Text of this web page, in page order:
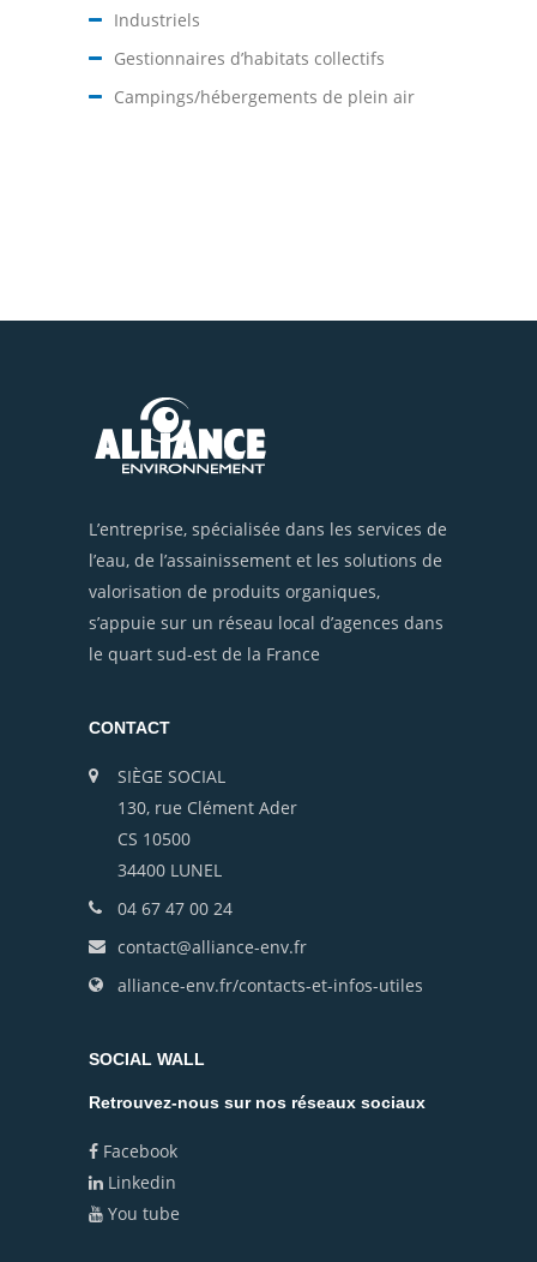
Industriels
Gestionnaires d’habitats collectifs
Campings/hébergements de plein air
L’entreprise, spécialisée dans les services de
l’eau, de l’assainissement et les solutions de
valorisation de produits organiques,
s’appuie sur un réseau local d’agences dans
le quart sud-est de la France
CONTACT
SIÈGE SOCIAL
130, rue Clément Ader
CS 10500
34400 LUNEL
04 67 47 00 24
contact@alliance-env.fr
alliance-env.fr/contacts-et-infos-utiles
SOCIAL WALL
Retrouvez-nous sur nos réseaux sociaux
Facebook
Linkedin
You tube